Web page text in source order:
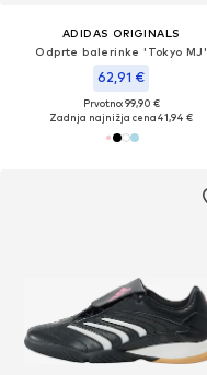
ADIDAS ORIGINALS
Odprte balerinke 'Tokyo MJ'
62,91 €
Prvotno: 99,90 €
Zadnja najnižja cena41,94 €